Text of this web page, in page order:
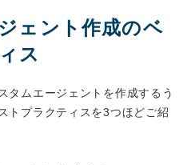
ェント作成のベ
ス
タムエージェントを作成するう
トプラクティスを3つほどご紹